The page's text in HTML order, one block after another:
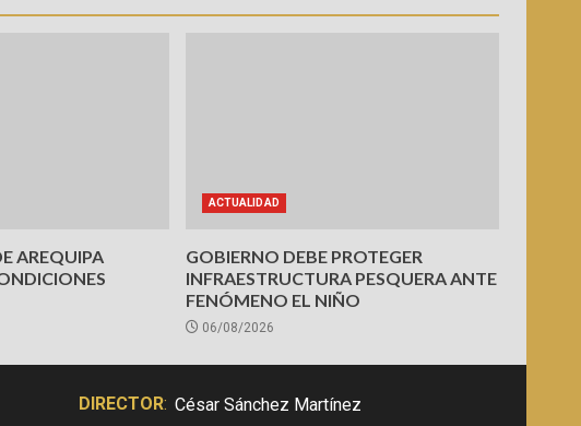
AREQUIPA
ACTUALIDAD
GOBIERNO DEBE PROTEGER
INFRAESTRUCTURA PESQUERA ANTE
FENÓMENO EL NIÑO
06/08/2026
DIRECTOR: César Sánchez Martínez